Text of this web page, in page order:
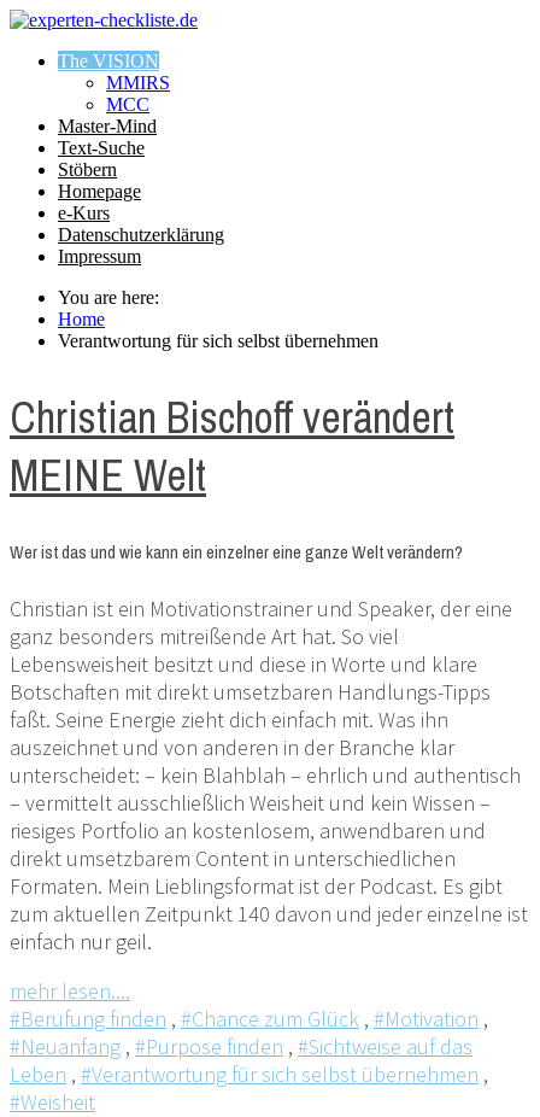
The VISION
MMIRS
MCC
Master-Mind
Text-Suche
Stöbern
Homepage
e-Kurs
Datenschutzerklärung
Impressum
You are here:
Home
Verantwortung für sich selbst übernehmen
Christian Bischoff verändert
MEINE Welt
Wer ist das und wie kann ein einzelner eine ganze Welt verändern?
Christian ist ein Motivationstrainer und Speaker, der eine
ganz besonders mitreißende Art hat. So viel
Lebensweisheit besitzt und diese in Worte und klare
Botschaften mit direkt umsetzbaren Handlungs-Tipps
faßt. Seine Energie zieht dich einfach mit. Was ihn
auszeichnet und von anderen in der Branche klar
unterscheidet: – kein Blahblah – ehrlich und authentisch
– vermittelt ausschließlich Weisheit und kein Wissen –
riesiges Portfolio an kostenlosem, anwendbaren und
direkt umsetzbarem Content in unterschiedlichen
Formaten. Mein Lieblingsformat ist der Podcast. Es gibt
zum aktuellen Zeitpunkt 140 davon und jeder einzelne ist
einfach nur geil.
mehr lesen....
#Berufung finden , #Chance zum Glück , #Motivation ,
#Neuanfang , #Purpose finden , #Sichtweise auf das
Leben , #Verantwortung für sich selbst übernehmen ,
#Weisheit